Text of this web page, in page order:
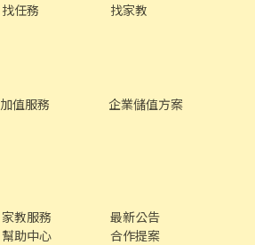
找任務 找家教
加值服務
企業儲值方案
家教服務
最新公告
幫助中心 合作提案